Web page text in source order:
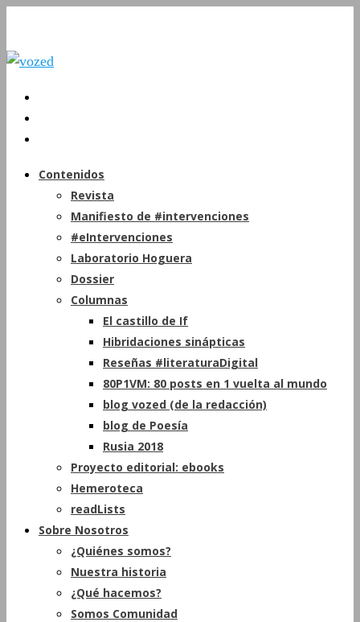
Contenidos
Revista
Manifiesto de #intervenciones
#eIntervenciones
Laboratorio Hoguera
Dossier
Columnas
El castillo de If
Hibridaciones sinápticas
Reseñas #literaturaDigital
80P1VM: 80 posts en 1 vuelta al mundo
blog vozed (de la redacción)
blog de Poesía
Rusia 2018
Proyecto editorial: ebooks
Hemeroteca
readLists
Sobre Nosotros
¿Quiénes somos?
Nuestra historia
¿Qué hacemos?
Somos Comunidad